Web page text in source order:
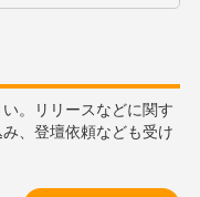
。リリースなどに関す
、登壇依頼なども受け